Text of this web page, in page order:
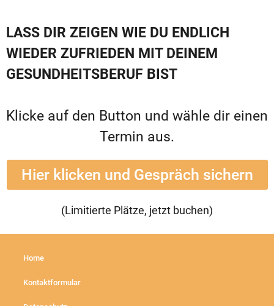
LASS DIR ZEIGEN WIE DU ENDLICH
WIEDER ZUFRIEDEN MIT DEINEM
GESUNDHEITSBERUF BIST
Klicke auf den Button und wähle dir einen
Termin aus.
Hier klicken und Gespräch sichern
(Limitierte Plätze, jetzt buchen)
Home
Kontaktformular